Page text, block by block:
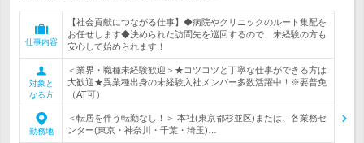
仕事内容
【社会貢献につながる仕事】◆病院やクリニックのルート集配を
お任せします◆決められた訪問先を巡回するので、未経験の方も
安心して始められます！
対象と
なる方
＜業界・職種未経験歓迎＞★コツコツと丁寧な仕事ができる方は
大歓迎★異業種出身の未経験入社メンバー多数活躍中！※要普免
（AT可）
勤務地
＜転居を伴う転勤なし！＞ 本社(東京都杉並区)または、各業務セ
ンター(東京・神奈川・千葉・埼玉)…